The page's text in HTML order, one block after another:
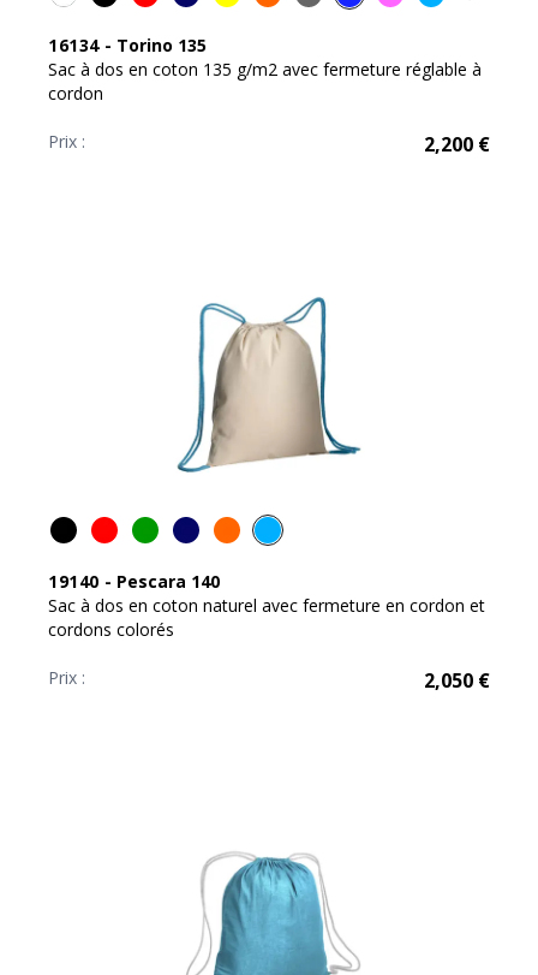
16134 - Torino 135
Sac à dos en coton 135 g/m2 avec fermeture réglable à
cordon
Prix : 2,200 €
19140 - Pescara 140
Sac à dos en coton naturel avec fermeture en cordon et
cordons colorés
Prix : 2,050 €